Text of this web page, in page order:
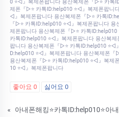
0 ⭐◁』복제폰팝니다 용산복제폰『▷⭐ 카톡
제폰『▷⭐ 카톡ID:help010 ⭐◁』복제폰팝니
◁』복제폰팝니다 용산복제폰『▷⭐ 카톡
『▷⭐ 카톡ID:help010 ⭐◁』복제폰팝니다
제폰팝니다 용산복제폰『▷⭐ 카톡
카톡ID:help010 ⭐◁』복제폰팝니다 용산복
팝니다 용산복제폰『▷⭐ 카톡ID:help010 ⭐◁
D:help010 ⭐◁』복제폰팝니다 용산복제폰
용산복제폰『▷⭐ 카톡ID:help010 ⭐◁』복제
10 ⭐◁』복제폰팝니다
좋아요 0 싫어요 0
«